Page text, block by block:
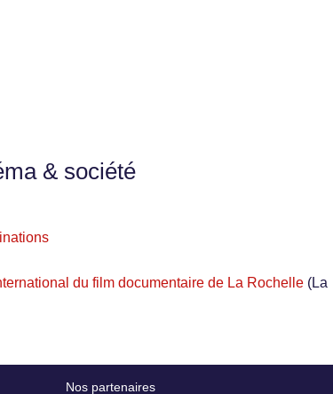
& société
du film documentaire de La Rochelle (La
Nos partenaires